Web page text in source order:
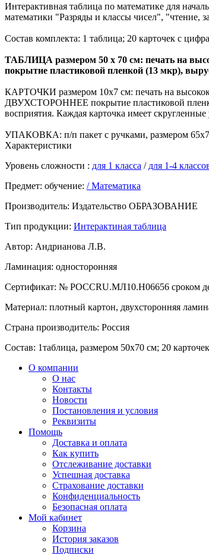
Интерактивная таблица по математике для
математики "Разряды и классы чисел", "чтение,
Состав комплекта: 1 таблица; 20 карточек с
ТАБЛИЦА размером 50 х 70 см: печать на
покрытие пластиковой пленкой (13 мкр),
КАРТОЧКИ размером 10х7 см: печать на
ДВУХСТОРОННЕЕ покрытие пластиковой
восприятия. Каждая карточка имеет
УПАКОВКА: п/п пакет с ручками, размером
Характеристики
Уровень сложности : для 1 класса / для 1-4
Предмет: обучение: / Математика
Производитель: Издательство ОБРАЗОВАНИЕ
Тип продукции: Интерактиная таблица
Автор: Андрианова Л.В.
Ламинация: односторонняя
Сертификат: № РОССRU.МЛ10.Н06656 сроком
Материал: плотный картон, двухсторонняя
Страна производитель: Россия
Состав: 1таблица, размером 50х70 см; 20
О компании
О нас
Контакты
Новости
Постановления и условия
Реквизиты
Помощь
Доставка и оплата
Как купить
Отслеживание доставки
Успешная доставка
Страхование доставки
Конфиденциальность
Безопасная оплата
Мой кабинет
Корзина
История заказов
Подписки